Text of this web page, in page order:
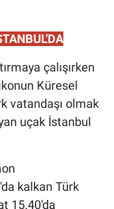
çalışırken
Küresel
vatandaşı olmak
uçak İstanbul
kalkan Türk
15.40'da